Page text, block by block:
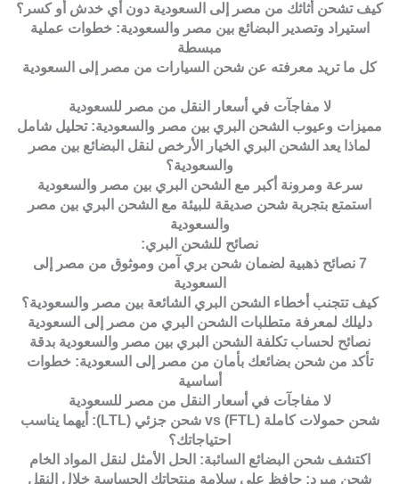
كيف تشحن أثاثك من مصر إلى السعودية دون أي خدش أو كسر؟
استيراد وتصدير البضائع بين مصر والسعودية: خطوات عملية
مبسطة
كل ما تريد معرفته عن شحن السيارات من مصر إلى السعودية
لا مفاجآت في أسعار النقل من مصر للسعودية
مميزات وعيوب الشحن البري بين مصر والسعودية: تحليل شامل
لماذا يعد الشحن البري الخيار الأرخص لنقل البضائع بين مصر
والسعودية؟
سرعة ومرونة أكبر مع الشحن البري بين مصر والسعودية
استمتع بتجربة شحن صديقة للبيئة مع الشحن البري بين مصر
والسعودية
نصائح للشحن البري:
7 نصائح ذهبية لضمان شحن بري آمن وموثوق من مصر إلى
السعودية
كيف تتجنب أخطاء الشحن البري الشائعة بين مصر والسعودية؟
دليلك لمعرفة متطلبات الشحن البري من مصر إلى السعودية
نصائح لحساب تكلفة الشحن البري بين مصر والسعودية بدقة
تأكد من شحن بضائعك بأمان من مصر إلى السعودية: خطوات
أساسية
لا مفاجآت في أسعار النقل من مصر للسعودية
شحن حمولات كاملة (FTL) vs شحن جزئي (LTL): أيهما يناسب
احتياجاتك؟
اكتشف شحن البضائع السائبة: الحل الأمثل لنقل المواد الخام
شحن مبرد: حافظ على سلامة منتجاتك الحساسة خلال النقل